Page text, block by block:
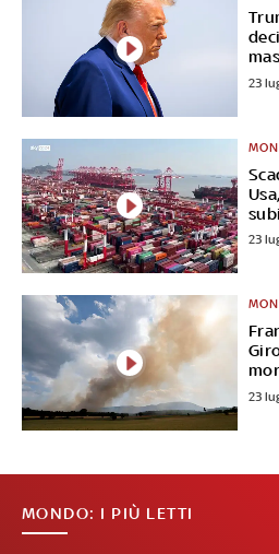
23
23
23
MONDO: I PIÙ LETTI